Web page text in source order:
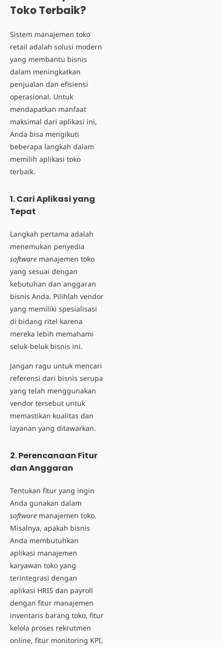
Toko Terbaik?
Sistem manajemen toko
retail adalah solusi modern
yang membantu bisnis
dalam meningkatkan
penjualan dan efisiensi
operasional. Untuk
mendapatkan manfaat
maksimal dari aplikasi ini,
Anda bisa mengikuti
beberapa langkah dalam
memilih aplikasi toko
terbaik.
1. Cari Aplikasi yang
Tepat
Langkah pertama adalah
menemukan penyedia
software manajemen toko
yang sesuai dengan
kebutuhan dan anggaran
bisnis Anda. Pilihlah vendor
yang memiliki spesialisasi
di bidang ritel karena
mereka lebih memahami
seluk-beluk bisnis ini.
Jangan ragu untuk mencari
referensi dari bisnis serupa
yang telah menggunakan
vendor tersebut untuk
memastikan kualitas dan
layanan yang ditawarkan.
2. Perencanaan Fitur
dan Anggaran
Tentukan fitur yang ingin
Anda gunakan dalam
software manajemen toko.
Misalnya, apakah bisnis
Anda membutuhkan
aplikasi manajemen
karyawan toko yang
terintegrasi dengan
aplikasi HRIS dan payroll
dengan fitur manajemen
inventaris barang toko, fitur
kelola proses rekrutmen
online, fitur monitoring KPI,